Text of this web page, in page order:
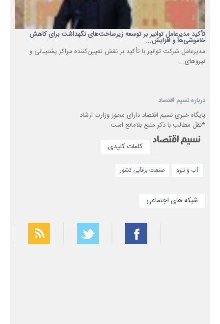
تأکید مدیرعامل توانیر بر توسعه زیرساخت‌های نگهداشت برای کاهش
خاموشی‌ها و افزایش...
مدیرعامل شرکت توانیر با تأکید بر نقش تعیین‌کننده مراکز پشتیبانی و
نیروهای...
درباره نسیم اقتصاد
پایگاه خبری نسیم اقتصاد دارای مجوز وزارت ارشاد
*نقل مطالب با ذکر منبع بلامانع است.
کلمات کلیدی
آب و نیرو صنعت برقآبی کشور
شبکه های اجتماعی